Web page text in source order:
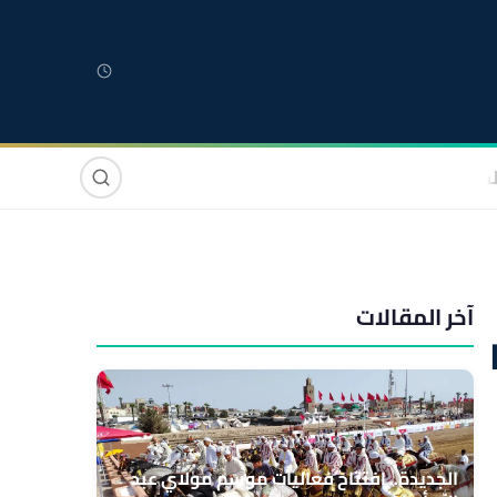
صوت وصورة
آخر المقالات
الجديدة.. افتتاح فعاليات موسم مولاي عبد